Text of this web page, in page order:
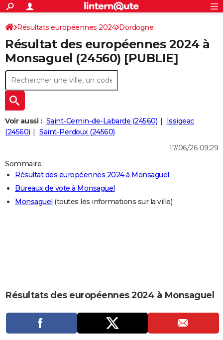
ACTUALITÉS
Politique
Société
Faits Divers
Education
Monde
Villes
+
SPORT
Coupe du monde 2026
Football
Tennis
Cyclisme
Rugby
Forum
Programme TV
TNT
Streaming
Cinéma
Sorties cinéma
Musique
+
FINANCE
Retraite
Impôts
Epargne
Immobilier
Risques naturels par ville
Banque
Assurance
Crédit
AUTO
Essais
Réserver un essai
Citadines
Berlines
SUV
Forum auto
+
HIGH-TECH
Mobiles
Meilleur smartphone
Internet
Ordinateurs
Jeux vidéo
Guide high-tech
+
BRICOLAGE
Guides de France
Escapades
Patrimoine
Expositions
Musées
Week-end nature
LIFESTYLE
Art de vivre
Bien-être
Loisirs
Mode
Modes de vie
CARTE DE VOEUX
Carte de Noël
Carte Bonne année
Carte Saint-Valentin
Carte Pâques
Carte d'anniversaire
DICTIONNAIRE
Dictionnaire
Biographies
Citations
Expressions
Proverbes
PROGRAMME TV
S'inscrire
Connexion
Résultats européennes 2024 Dordogne
Résultat des européennes 2024 à
Monsaguel (24560) [PUBLIE]
Voir aussi : Saint-Cernin-de-Labarde (24560)
Issigeac
(24560)
Saint-Perdoux (24560)
17/06/26 09:29
Sommaire :
Résultat des européennes 2024 à Monsaguel
Bureaux de vote à Monsaguel
Monsaguel (toutes les informations sur la ville)
Résultats des européennes 2024 à Monsaguel